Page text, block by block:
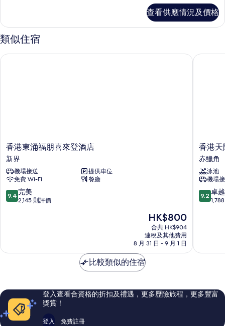
特
大
雙
人
1
張
特
雙
查看供應情況及價格
類似住宿
香
港
東
涌
福
朋
喜
界
香港東涌福朋喜來登酒店
新界
機場接送
提供車位
免費 Wi-Fi
餐廳
9.4
分
完
評
價
篇
評
9.4 完美
2,145 則評價
現
售
HK$800
HK$800
合共 HK$904
連稅及其他費用
8 月 31 日 - 9 月 1 日
香港東涌福朋喜來登酒店
香
港
天
際
萬
豪
酒
香港天
赤鱲角
泳池
機場
9.2
分
卓
評
價
9.2 卓越
香港天
比較類似的住宿
登入查看合資格的折扣及禮遇，更多歷險旅程，更多豐富
獎賞！
登入 免費註冊